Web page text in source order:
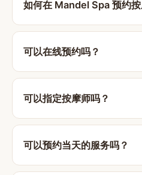
如何在 Mandel Spa 预约按
可以在线预约吗？
可以指定按摩师吗？
可以预约当天的服务吗？